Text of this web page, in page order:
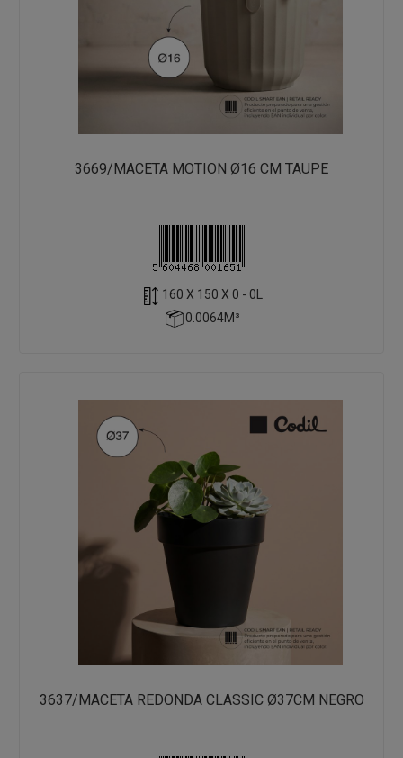
3669/MACETA MOTION Ø16 CM TAUPE
160 X 150 X 0 - 0L
0.0064M³
3637/MACETA REDONDA CLASSIC Ø37CM NEGRO